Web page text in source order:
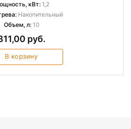
кВт:1,2
Накопительный
Объем, л:10
руб.
В корзину